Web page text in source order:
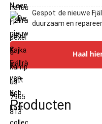
Gespot: de nieuwe
duurzaam en
Haal
Producten